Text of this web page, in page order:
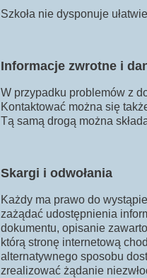
Szkoła nie dysponuje
Informacje zwrotne i
W przypadku problemów z
Kontaktować można się
Tą samą drogą można
Skargi i odwołania
Każdy ma prawo do
zażądać udostępnienia
dokumentu, opisanie
którą stronę internetową
alternatywnego sposobu
zrealizować żądanie